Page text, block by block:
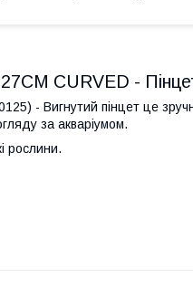
CURVED -
- Вигнутий пінцет це
за акваріумом.
рослини.